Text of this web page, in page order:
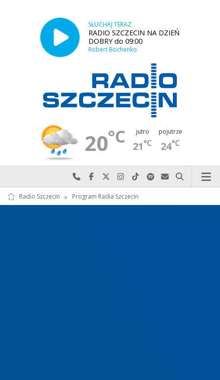
SŁUCHAJ TERAZ
RADIO SZCZECIN NA DZIEŃ
DOBRY do 09:00
Robert Bochenko
20°C jutro
21°C
pojutrze
24°C
Najlepiej po prostu do nas zadzwoń
Odwiedź nas na Facebook-u
Odwiedź nas na X
Odwiedź nas na Instagram-ie
Odwiedź nas na TikTok-u
Szukaj nas na Spotify
Wyślij do nas
Szukaj
Radio Szczecin » Program Radia Szczecin